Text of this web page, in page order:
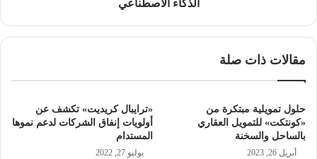
الذكاء الاصطناعي
مقالات ذات صلة
حلول تمويلية مبتكرة من
«كونتكت» للتمويل العقاري
بالساحل والسخنة
أبريل 26, 2023
«ترايبال كريديت» تكشف عن
أولويات إنفاق الشركات لدعم نموها
المستدام
يوليو 27, 2022